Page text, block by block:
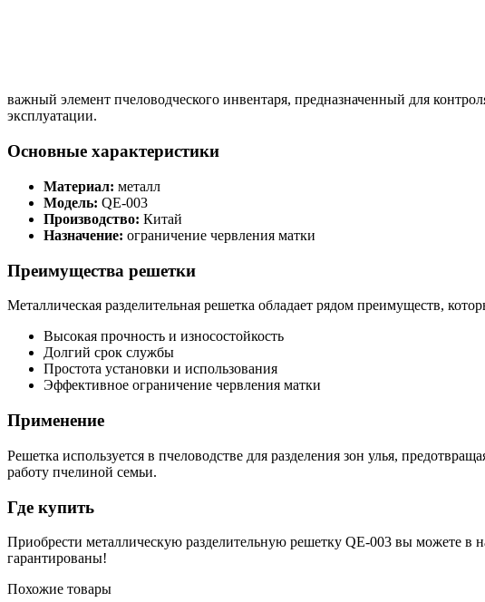
важный элемент пчеловодческого инвентаря, предназначенный для
эксплуатации.
Основные характеристики
Материал: металл
Модель: QE-003
Производство: Китай
Назначение: ограничение червления матки
Преимущества решетки
Металлическая разделительная решетка обладает рядом преимуществ,
Высокая прочность и износостойкость
Долгий срок службы
Простота установки и использования
Эффективное ограничение червления матки
Применение
Решетка используется в пчеловодстве для разделения зон улья,
работу пчелиной семьи.
Где купить
Приобрести металлическую разделительную решетку QE-003 вы можете в
гарантированы!
Похожие товары